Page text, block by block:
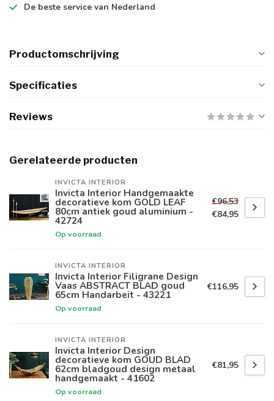
De beste service van Nederland
Productomschrijving
Specificaties
Reviews
Gerelateerde producten
INVICTA INTERIOR
Invicta Interior Handgemaakte
decoratieve kom GOLD LEAF
80cm antiek goud aluminium -
42724
Op voorraad
€96,53
€84,95
INVICTA INTERIOR
Invicta Interior Filigrane Design
Vaas ABSTRACT BLAD goud
65cm Handarbeit - 43221
Op voorraad
€116,95
INVICTA INTERIOR
Invicta Interior Design
decoratieve kom GOUD BLAD
62cm bladgoud design metaal
handgemaakt - 41602
Op voorraad
€81,95